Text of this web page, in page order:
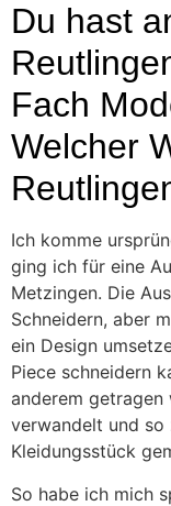
Du hast
Fach
Welcher
Ich komme
ging ich für eine
Metzingen. Die
Schneidern, aber
ein Design
Piece schneidern
anderem
verwandelt und so
Kleidungsstück
So habe ich mich